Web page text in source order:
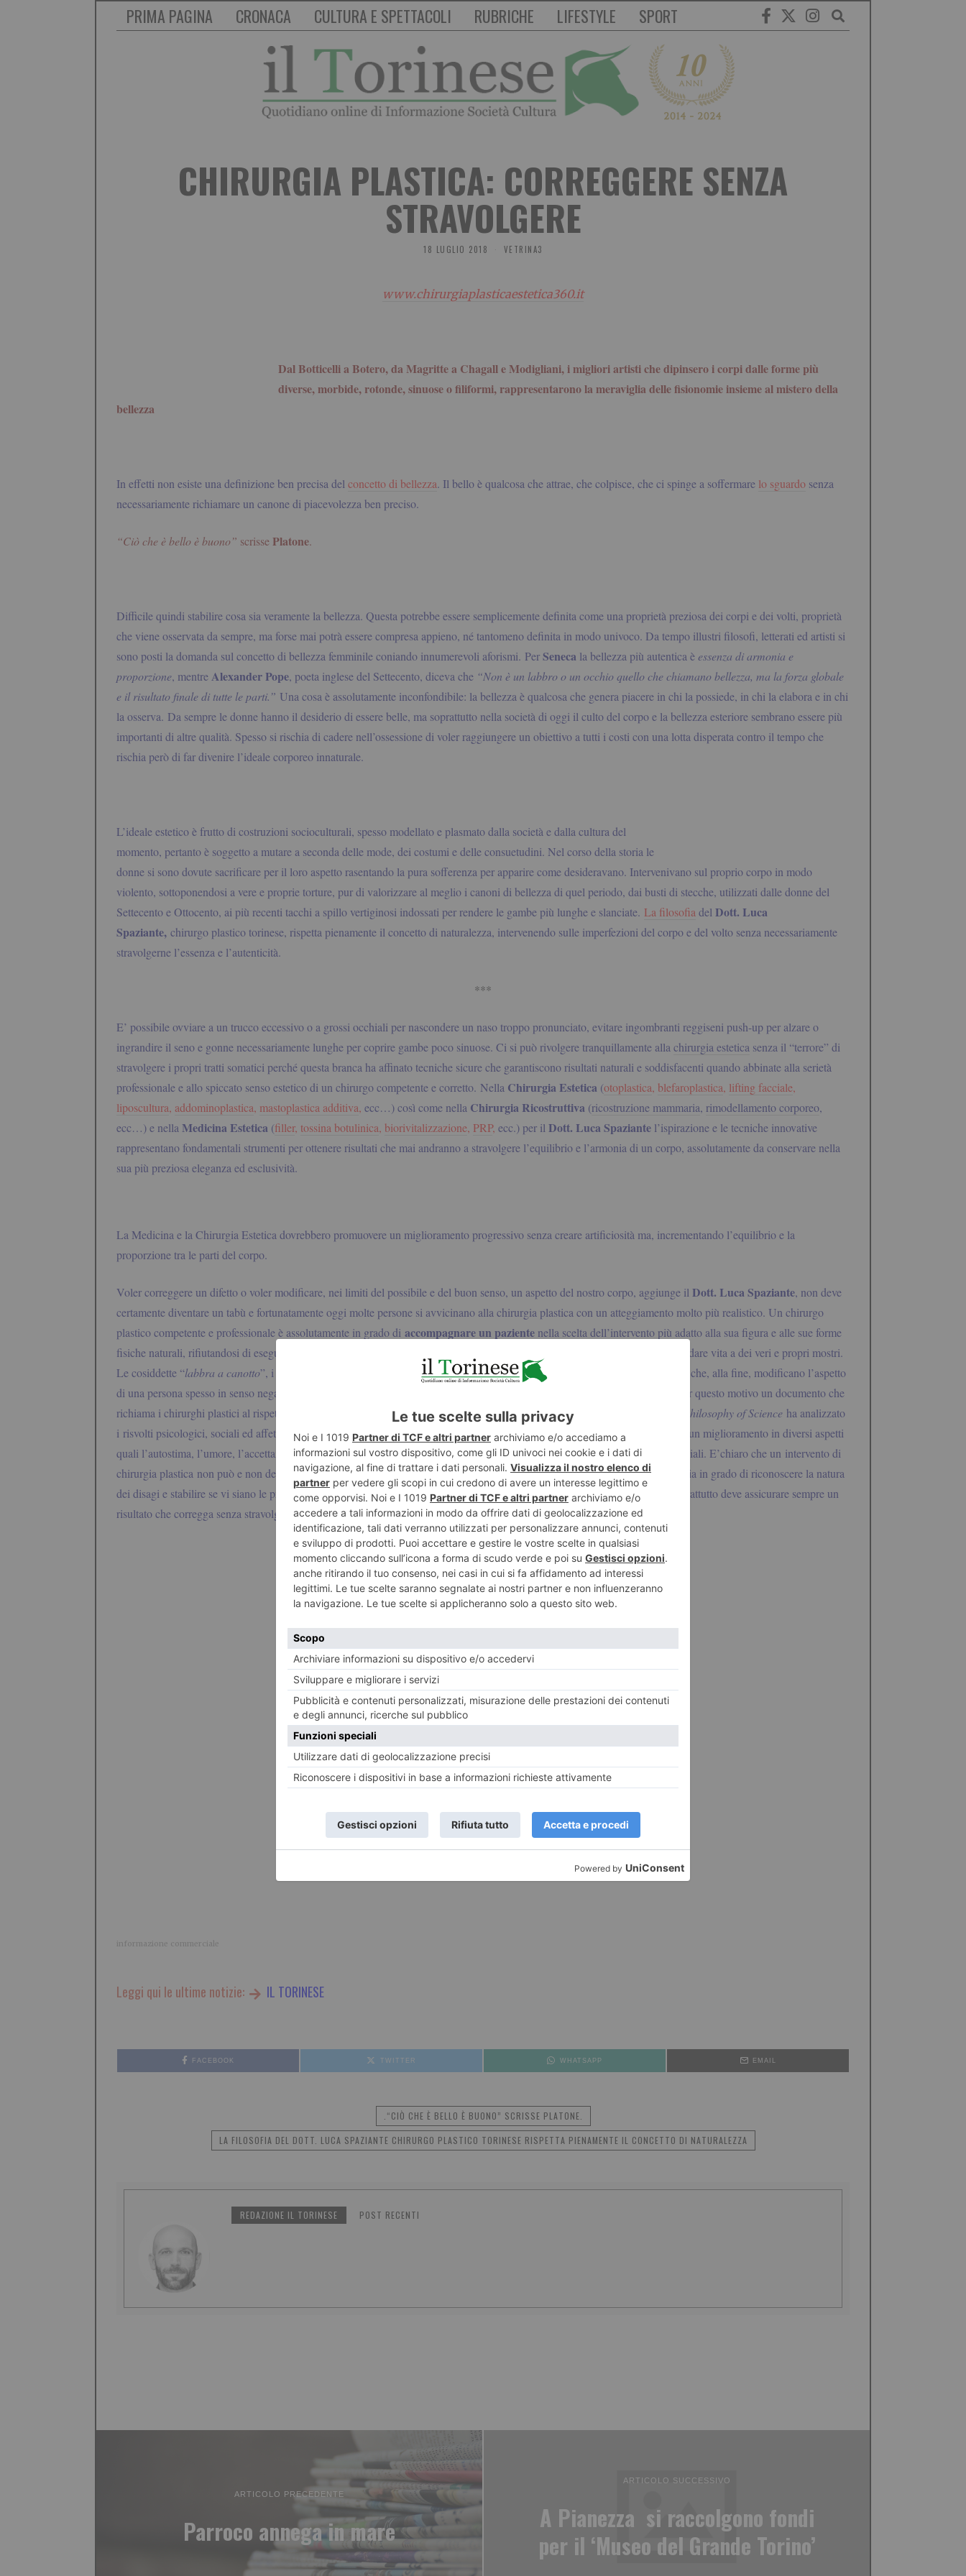
PRIMA PAGINA CRONACA CULTURA E SPETTACOLI RUBRICHE LIFESTYLE SPORT
CHIRURGIA PLASTICA: CORREGGERE SENZA
STRAVOLGERE
18 LUGLIO 2018 VETRINA3
www.chirurgiaplasticaestetica360.it
Dal Botticelli a Botero, da Magritte a Chagall e Modigliani, i migliori artisti che dipinsero i corpi dalle forme più
diverse, morbide, rotonde, sinuose o filiformi, rappresentarono la meraviglia delle fisionomie insieme al mistero della
bellezza
In effetti non esiste una definizione ben precisa delconcetto di bellezza. Il bello è qualcosa che attrae, che colpisce, che ci spinge a soffermare lo sguardo senza
necessariamente richiamare un canone di piacevolezza ben preciso.
“Ciò che è bello è buono” scrisse Platone.
Difficile quindi stabilire cosa sia veramente la bellezza. Questa potrebbe essere semplicemente definita come una proprietà preziosa dei corpi e dei volti, proprietà
che viene osservata da sempre, ma forse mai potrà essere compresa appieno, né tantomeno definita in modo univoco. Da tempo illustri filosofi, letterati ed artisti si
sono posti la domanda sul concetto di bellezza femminile coniando innumerevoli aforismi. PerSeneca la bellezza più autentica èessenza di armonia e
proporzione, mentreAlexander Pope, poeta inglese del Settecento, diceva che “Non è un labbro o un occhio quello che chiamano bellezza, ma la forza globale
e il risultato finale di tutte le parti.” Una cosa è assolutamente inconfondibile: la bellezza è qualcosa che genera piacere in chi la possiede, in chi la elabora e in chi
la osserva. Da sempre le donne hanno il desiderio di essere belle, ma soprattutto nella società di oggi il culto del corpo e la bellezza esteriore sembrano essere più
importanti di altre qualità. Spesso si rischia di cadere nell’ossessione di voler raggiungere un obiettivo a tutti i costi con una lotta disperata contro il tempo che
rischia però di far divenire l’ideale corporeo innaturale.
L’ideale estetico è frutto di costruzioni socioculturali, spesso modellato e plasmato dalla società edalla cultura del
momento, pertanto è soggetto a mutare a seconda delle mode, dei costumi e delle consuetudini. Nel corso della storia le
donne si sono dovute sacrificare per il loro aspetto rasentando la pura sofferenza per apparire come desideravano. Intervenivano sul proprio corpo in modo
violento, sottoponendosi a vere e proprie torture, pur di valorizzare al meglio i canoni di bellezza di quel periodo, dai busti di stecche, utilizzati dalle donne del
Settecento e Ottocento, ai più recenti tacchi a spillo vertiginosi indossati per rendere le gambe più lunghe e slanciate. La filosofiadelDott. Luca
Spaziante, chirurgo plastico torinese, rispetta pienamente il concetto di naturalezza, intervenendo sulle imperfezioni del corpo e del volto senza necessariamente
stravolgerne l’essenza e l’autenticità.
***
E’ possibile ovviare a un trucco eccessivo o a grossi occhiali per nascondere un naso troppo pronunciato, evitare ingombranti reggiseni push-up per alzare o
ingrandire il seno e gonne necessariamente lunghe per coprire gambe poco sinuose. Ci si può rivolgere tranquillamente allachirurgia estetica senza il “terrore” di
stravolgere i propri tratti somatici perché questa branca ha affinato tecniche sicure che garantiscono risultati naturali e soddisfacenti quando abbinate alla serietà
professionale e allo spiccato senso estetico di un chirurgo competente e corretto. Nella Chirurgia Estetica (otoplastica, blefaroplastica, lifting facciale,
liposcultura, addominoplastica, mastoplastica additiva, ecc…) così come nella Chirurgia Ricostruttiva (ricostruzione mammaria, rimodellamento corporeo,
ecc…) e nella Medicina Estetica (filler, tossina botulinica, biorivitalizzazione, PRP, ecc.) per ilDott. Luca Spaziante l’ispirazione e le tecniche innovative
rappresentano fondamentali strumenti per ottenere risultati che mai andranno a stravolgere l’equilibrio e l’armonia di un corpo, assolutamente da conservare nella
sua più preziosa eleganza ed esclusività.
La Medicina e la Chirurgia Estetica dovrebbero promuovere un miglioramento progressivo senza creare artificiosità ma, incrementando l’equilibrio e la
proporzione tra le parti del corpo.
Voler correggere un difetto o voler modificare, nei limiti del possibile e del buon senso, un aspetto del nostro corpo, aggiunge il Dott. Luca Spaziante, non deve
certamente diventare un tabù e fortunatamente oggi molte persone si avvicinano alla chirurgia plastica con un atteggiamento molto più realistico. Un chirurgo
plastico competente e professionale è assolutamente in grado di accompagnare un paziente nella scelta dell’intervento più adatto alla sua figura e alle sue forme
fisiche naturali, rifiutandosi di eseguire interventi sproporzionati e troppo invasivi, che perdono il senso della misura e possono dare vita a dei veri e propri mostri.
Le cosiddette “labbra a canotto”, i seni esagerati, gli zigomi gonfi come quelli di un pugile dopo un incontro e altre operazioni che, alla fine, modificano l’aspetto
di una persona spesso in senso negativo, dovrebbero essere bandite a priori. Il Comitato Nazionale di Bioetica ha pubblicato per questo motivo un documento che
richiama i chirurghi plastici al rispetto della deontologia.
Uno studio pubblicato sulla rivista scientifica British Journal for the Philosophy of Science ha analizzato
i risvolti psicologici, sociali ed affettivi degli interventi di chirurgia plastica su circa duecento persone ed è emerso chiaramente un miglioramento in diversi aspetti
quali l’autostima, l’umore, l’accettazione di sé stessi, lo stress, la depressione, la timidezza, la qualità della vita e le relazioni sociali. E’chiaro che un intervento di
chirurgia plastica non può e non deve essere considerato una soluzione per i disagi psicologici ed è importante che il chirurgo sia in grado di riconoscere la natura
dei disagi e stabilire se vi siano le premesse affinché l’intervento sia risolutivo e realmente efficace per il bene del paziente. Soprattutto deve assicurare sempre un
risultato che corregga senza stravolgere.
***
info@chirurgiaplasticaestetica360.it
TORINO – ALBA – ASTI
informazione commerciale
Leggi qui le ultime notizie: IL TORINESE
FACEBOOK TWITTER WHATSAPP EMAIL
.“CIÒ CHE È BELLO È BUONO” SCRISSE PLATONE.
LA FILOSOFIA DEL DOTT. LUCA SPAZIANTE CHIRURGO PLASTICO TORINESE RISPETTA PIENAMENTE IL CONCETTO DI NATURALEZZA
REDAZIONE IL TORINESE POST RECENTI
ARTICOLO PRECEDENTE
Parroco annega in mare
ARTICOLO SUCCESSIVO
A Pianezza si raccolgono fondi
per il ‘Museo del Grande Torino’